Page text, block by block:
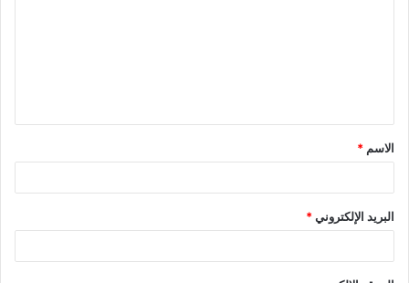
ق
*
الاسم *
البريد الإلكتروني*